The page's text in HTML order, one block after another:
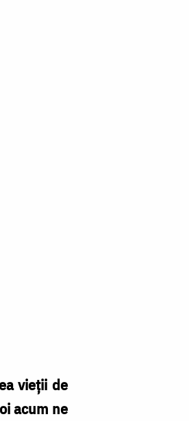
vieţii de
acum ne